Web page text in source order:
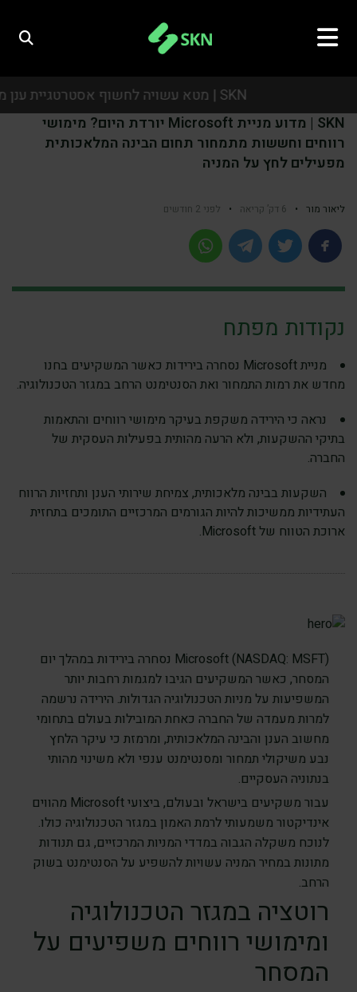
SKN | מטא עשויה לחשוף אסטרטגיית ענן מבוססת בינה מלאכותית כאשר המשקיעים מחפשים מנועי צמיחה מעבר לפרסום
SKN | מטא עשויה לחשוף אסטרטגיית ענן מבוססת בינה מלאכותית כאשר המשקיעים מחפשים מנועי צמיחה מעבר לפרסום
SKN | מטא עשויה לחשוף אסטרטגיית ענן מבוססת בינה מלאכותית כאשר המשקיעים מחפשים מנועי צמיחה מעבר לפרסום
SKN | מדוע מניית Microsoft יורדת היום? מימושי
רווחים וחששות מתמחור תחום הבינה המלאכותית
מפעילים לחץ על המניה
ליאור מור • 6 דק’ קריאה • לפני 2 חודשים
נקודות מפתח
מניית Microsoft נסחרה בירידות כאשר המשקיעים בחנו
מחדש את רמות התמחור ואת הסנטימנט הרחב במגזר הטכנולוגיה.
נראה כי הירידה משקפת בעיקר מימושי רווחים והתאמות
בתיקי ההשקעות, ולא הרעה מהותית בפעילות העסקית של
החברה.
השקעות בבינה מלאכותית, צמיחת שירותי הענן ותחזיות הרווח
העתידיות ממשיכות להיות הגורמים המרכזיים התומכים בתחזית
ארוכת הטווח של Microsoft.
Microsoft (NASDAQ: MSFT) נסחרה בירידות במהלך יום
המסחר, כאשר המשקיעים הגיבו למגמות רחבות יותר
המשפיעות על מניות הטכנולוגיה הגדולות. הירידה נרשמה
למרות מעמדה של החברה כאחת המובילות בעולם בתחומי
מחשוב הענן והבינה המלאכותית, ומרמזת כי עיקר הלחץ
נבע משיקולי תמחור ומסנטימנט ענפי ולא משינוי מהותי
בנתוניה העסקיים.
עבור משקיעים בישראל ובעולם, ביצועי Microsoft מהווים
אינדיקטור משמעותי לרמת האמון במגזר הטכנולוגיה כולו.
לנוכח משקלה הגבוה במדדי המניות המרכזיים, גם תנודות
מתונות במחיר המניה עשויות להשפיע על הסנטימנט בשוק
הרחב.
רוטציה במגזר הטכנולוגיה
ומימושי רווחים משפיעים על
המסחר